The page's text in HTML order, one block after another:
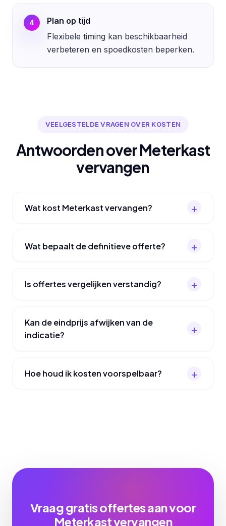
4
Plan op tijd
Flexibele timing kan beschikbaarheid
verbeteren en spoedkosten beperken.
VEELGESTELDE VRAGEN OVER KOSTEN
Antwoorden over Meterkast
vervangen
Wat kost Meterkast vervangen?
Wat bepaalt de definitieve offerte?
Is offertes vergelijken verstandig?
Kan de eindprijs afwijken van de
indicatie?
Hoe houd ik kosten voorspelbaar?
Vraag gratis offertes aan voor
Meterkast vervangen